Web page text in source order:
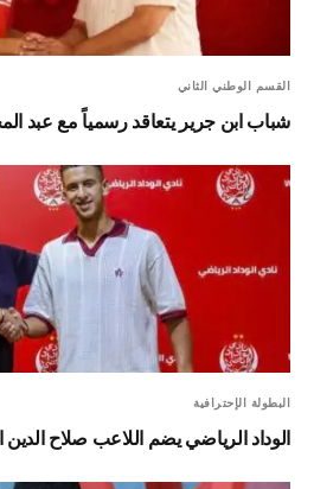
القسم الوطني الثاني
شباب ابن جرير يتعاقد رسمياً مع عبد
البطولة الإحترافية
الوداد الرياضي يضم اللاعب صلاح